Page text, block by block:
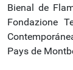
Bienal de
Fondazione
Pays de